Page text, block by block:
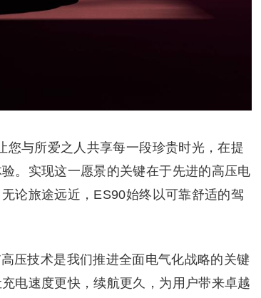
您与所爱之人共享每一段珍贵时光，在提
。实现这一愿景的关键在于先进的高压电
论旅途远近，ES90始终以可靠舒适的驾
压技术是我们推进全面电气化战略的关键
电速度更快，续航更久，为用户带来卓越